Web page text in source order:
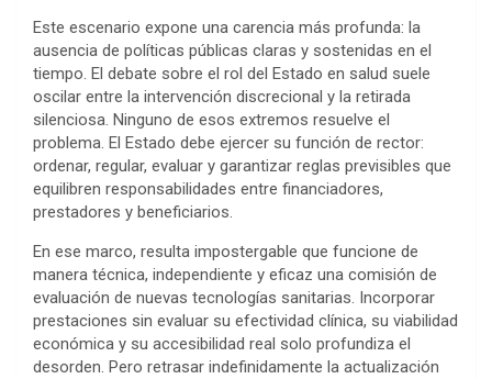
Este escenario expone una carencia más profunda: la
ausencia de políticas públicas claras y sostenidas en el
tiempo. El debate sobre el rol del Estado en salud suele
oscilar entre la intervención discrecional y la retirada
silenciosa. Ninguno de esos extremos resuelve el
problema. El Estado debe ejercer su función de rector:
ordenar, regular, evaluar y garantizar reglas previsibles que
equilibren responsabilidades entre financiadores,
prestadores y beneficiarios.
En ese marco, resulta impostergable que funcione de
manera técnica, independiente y eficaz una comisión de
evaluación de nuevas tecnologías sanitarias. Incorporar
prestaciones sin evaluar su efectividad clínica, su viabilidad
económica y su accesibilidad real solo profundiza el
desorden. Pero retrasar indefinidamente la actualización